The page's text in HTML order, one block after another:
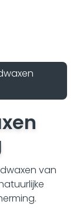
van